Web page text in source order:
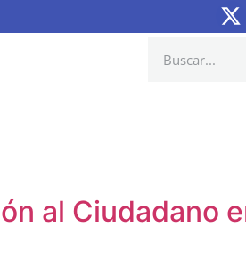
al Ciudadano